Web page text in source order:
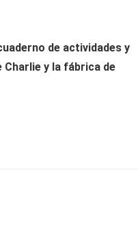
de actividades y
Charlie y la fábrica de